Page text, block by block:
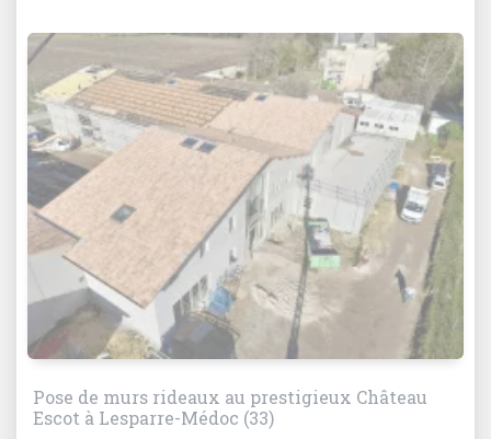
Pose de murs rideaux au prestigieux Château
Escot à Lesparre-Médoc (33)